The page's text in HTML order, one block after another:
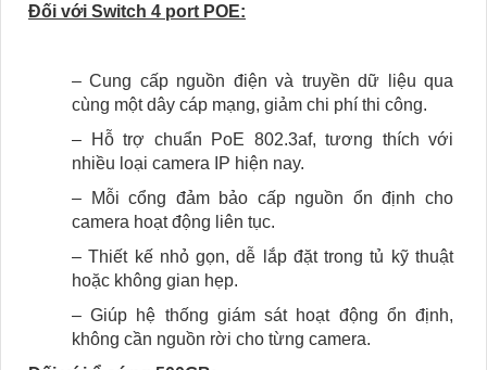
Đối với Switch 4 port POE:
– Cung cấp nguồn điện và truyền dữ liệu qua
cùng một dây cáp mạng, giảm chi phí thi công.
– Hỗ trợ chuẩn PoE 802.3af, tương thích với
nhiều loại camera IP hiện nay.
– Mỗi cổng đảm bảo cấp nguồn ổn định cho
camera hoạt động liên tục.
– Thiết kế nhỏ gọn, dễ lắp đặt trong tủ kỹ thuật
hoặc không gian hẹp.
– Giúp hệ thống giám sát hoạt động ổn định,
không cần nguồn rời cho từng camera.